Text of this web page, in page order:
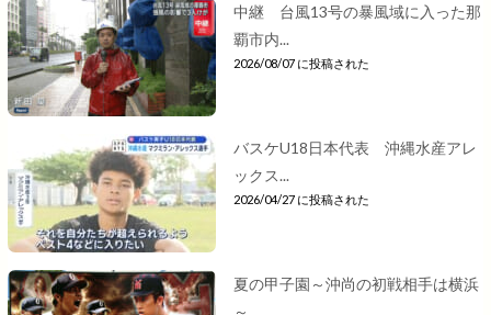
中継 台風13号の暴風域に入った那
覇市内...
2026/08/07 に投稿された
バスケU18日本代表 沖縄水産アレ
ックス...
2026/04/27 に投稿された
夏の甲子園～沖尚の初戦相手は横浜
～